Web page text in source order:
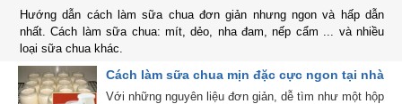
Hướng dẫn cách làm sữa chua đơn giản nhưng ngon và hấp dẫn
nhất. Cách làm sữa chua: mít, dẻo, nha đam, nếp cẩm ... và nhiều
loại sữa chua khác.
Cách làm sữa chua mịn đặc cực ngon tại nhà
Với những nguyên liệu đơn giản, dễ tìm như một hộp